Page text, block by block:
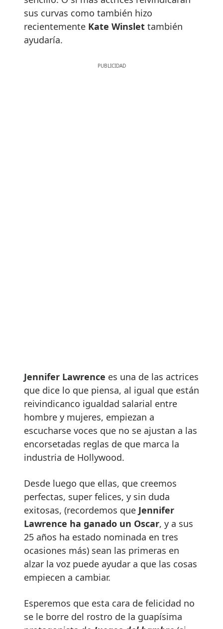
sus curvas como también hizo
recientemente Kate Winslet también
ayudaría.
Jennifer Lawrence es una de las actrices
que dice lo que piensa, al igual que están
reivindicanco igualdad salarial entre
hombre y mujeres, empiezan a
escucharse voces que no se ajustan a las
encorsetadas reglas de que marca la
industria de Hollywood.
Desde luego que ellas, que creemos
perfectas, super felices, y sin duda
exitosas, (recordemos que Jennifer
Lawrence ha ganado un Oscar, y a sus
25 años ha estado nominada en tres
ocasiones más) sean las primeras en
alzar la voz puede ayudar a que las cosas
empiecen a cambiar.
Esperemos que esta cara de felicidad no
se le borre del rostro de la guapísima